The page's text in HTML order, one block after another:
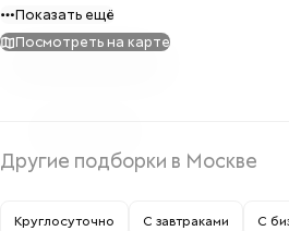
Показать ещё
Посмотреть на карте
Другие подборки в Москве
Круглосуточно С завтраками С